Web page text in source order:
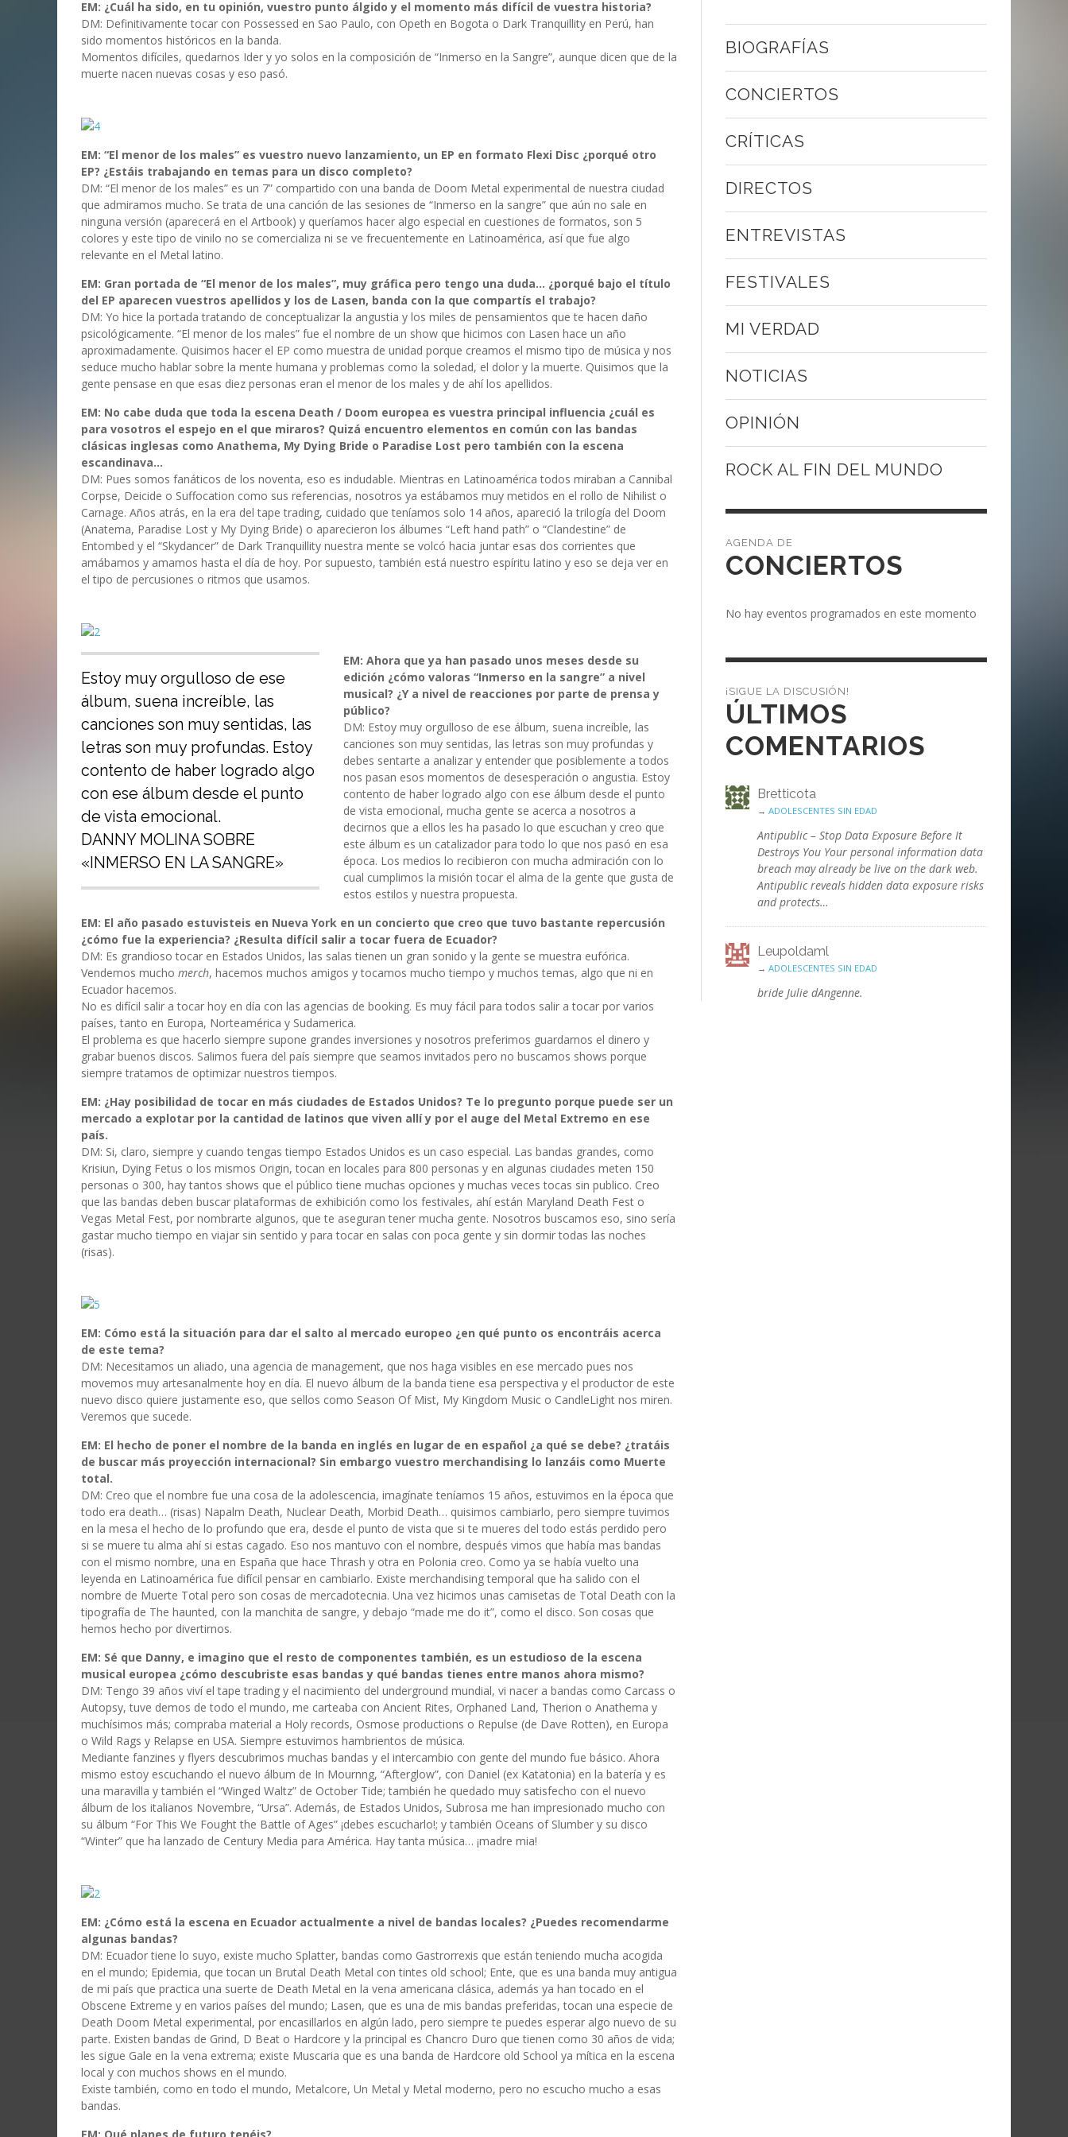
EM: ¿Cuál ha sido, en tu opinión, vuestro punto álgido y el momento más difícil de vuestra historia?
DM: Definitivamente tocar con Possessed en Sao Paulo, con Opeth en Bogota o Dark Tranquillity en Perú, han
sido momentos históricos en la banda.
Momentos difíciles, quedarnos Ider y yo solos en la composición de “Inmerso en la Sangre”, aunque dicen que de la
muerte nacen nuevas cosas y eso pasó.
EM: “El menor de los males” es vuestro nuevo lanzamiento, un EP en formato Flexi Disc ¿porqué otro
EP? ¿Estáis trabajando en temas para un disco completo?
DM: “El menor de los males” es un 7” compartido con una banda de Doom Metal experimental de nuestra ciudad
que admiramos mucho. Se trata de una canción de las sesiones de “Inmerso en la sangre” que aún no sale en
ninguna versión (aparecerá en el Artbook) y queríamos hacer algo especial en cuestiones de formatos, son 5
colores y este tipo de vinilo no se comercializa ni se ve frecuentemente en Latinoamérica, así que fue algo
relevante en el Metal latino.
EM: Gran portada de “El menor de los males”, muy gráfica pero tengo una duda… ¿porqué bajo el título
del EP aparecen vuestros apellidos y los de Lasen, banda con la que compartís el trabajo?
DM: Yo hice la portada tratando de conceptualizar la angustia y los miles de pensamientos que te hacen daño
psicológicamente. “El menor de los males” fue el nombre de un show que hicimos con Lasen hace un año
aproximadamente. Quisimos hacer el EP como muestra de unidad porque creamos el mismo tipo de música y nos
seduce mucho hablar sobre la mente humana y problemas como la soledad, el dolor y la muerte. Quisimos que la
gente pensase en que esas diez personas eran el menor de los males y de ahí los apellidos.
EM: No cabe duda que toda la escena Death / Doom europea es vuestra principal influencia ¿cuál es
para vosotros el espejo en el que miraros? Quizá encuentro elementos en común con las bandas
clásicas inglesas como Anathema, My Dying Bride o Paradise Lost pero también con la escena
escandinava…
DM: Pues somos fanáticos de los noventa, eso es indudable. Mientras en Latinoamérica todos miraban a Cannibal
Corpse, Deicide o Suffocation como sus referencias, nosotros ya estábamos muy metidos en el rollo de Nihilist o
Carnage. Años atrás, en la era del tape trading, cuidado que teníamos solo 14 años, apareció la trilogía del Doom
(Anatema, Paradise Lost y My Dying Bride) o aparecieron los álbumes “Left hand path” o “Clandestine” de
Entombed y el “Skydancer” de Dark Tranquillity nuestra mente se volcó hacia juntar esas dos corrientes que
amábamos y amamos hasta el día de hoy. Por supuesto, también está nuestro espíritu latino y eso se deja ver en
el tipo de percusiones o ritmos que usamos.
Estoy muy orgulloso de ese
álbum, suena increíble, las
canciones son muy sentidas, las
letras son muy profundas. Estoy
contento de haber logrado algo
con ese álbum desde el punto
de vista emocional.
DANNY MOLINA SOBRE
«INMERSO EN LA SANGRE»
EM: Ahora que ya han pasado unos meses desde su
edición ¿cómo valoras “Inmerso en la sangre” a nivel
musical? ¿Y a nivel de reacciones por parte de prensa y
público?
DM: Estoy muy orgulloso de ese álbum, suena increíble, las
canciones son muy sentidas, las letras son muy profundas y
debes sentarte a analizar y entender que posiblemente a todos
nos pasan esos momentos de desesperación o angustia. Estoy
contento de haber logrado algo con ese álbum desde el punto
de vista emocional, mucha gente se acerca a nosotros a
decirnos que a ellos les ha pasado lo que escuchan y creo que
este álbum es un catalizador para todo lo que nos pasó en esa
época. Los medios lo recibieron con mucha admiración con lo
cual cumplimos la misión tocar el alma de la gente que gusta de
estos estilos y nuestra propuesta.
EM: El año pasado estuvisteis en Nueva York en un concierto que creo que tuvo bastante repercusión
¿cómo fue la experiencia? ¿Resulta difícil salir a tocar fuera de Ecuador?
DM: Es grandioso tocar en Estados Unidos, las salas tienen un gran sonido y la gente se muestra eufórica.
Vendemos mucho merch, hacemos muchos amigos y tocamos mucho tiempo y muchos temas, algo que ni en
Ecuador hacemos.
No es difícil salir a tocar hoy en día con las agencias de booking. Es muy fácil para todos salir a tocar por varios
países, tanto en Europa, Norteamérica y Sudamerica.
El problema es que hacerlo siempre supone grandes inversiones y nosotros preferimos guardarnos el dinero y
grabar buenos discos. Salimos fuera del país siempre que seamos invitados pero no buscamos shows porque
siempre tratamos de optimizar nuestros tiempos.
EM: ¿Hay posibilidad de tocar en más ciudades de Estados Unidos? Te lo pregunto porque puede ser un
mercado a explotar por la cantidad de latinos que viven allí y por el auge del Metal Extremo en ese
país.
DM: Si, claro, siempre y cuando tengas tiempo Estados Unidos es un caso especial. Las bandas grandes, como
Krisiun, Dying Fetus o los mismos Origin, tocan en locales para 800 personas y en algunas ciudades meten 150
personas o 300, hay tantos shows que el público tiene muchas opciones y muchas veces tocas sin publico. Creo
que las bandas deben buscar plataformas de exhibición como los festivales, ahí están Maryland Death Fest o
Vegas Metal Fest, por nombrarte algunos, que te aseguran tener mucha gente. Nosotros buscamos eso, sino sería
gastar mucho tiempo en viajar sin sentido y para tocar en salas con poca gente y sin dormir todas las noches
(risas).
EM: Cómo está la situación para dar el salto al mercado europeo ¿en qué punto os encontráis acerca
de este tema?
DM: Necesitamos un aliado, una agencia de management, que nos haga visibles en ese mercado pues nos
movemos muy artesanalmente hoy en día. El nuevo álbum de la banda tiene esa perspectiva y el productor de este
nuevo disco quiere justamente eso, que sellos como Season Of Mist, My Kingdom Music o CandleLight nos miren.
Veremos que sucede.
EM: El hecho de poner el nombre de la banda en inglés en lugar de en español ¿a qué se debe? ¿tratáis
de buscar más proyección internacional? Sin embargo vuestro merchandising lo lanzáis como Muerte
total.
DM: Creo que el nombre fue una cosa de la adolescencia, imagínate teníamos 15 años, estuvimos en la época que
todo era death… (risas) Napalm Death, Nuclear Death, Morbid Death… quisimos cambiarlo, pero siempre tuvimos
en la mesa el hecho de lo profundo que era, desde el punto de vista que si te mueres del todo estás perdido pero
si se muere tu alma ahí si estas cagado. Eso nos mantuvo con el nombre, después vimos que había mas bandas
con el mismo nombre, una en España que hace Thrash y otra en Polonia creo. Como ya se había vuelto una
leyenda en Latinoamérica fue difícil pensar en cambiarlo. Existe merchandising temporal que ha salido con el
nombre de Muerte Total pero son cosas de mercadotecnia. Una vez hicimos unas camisetas de Total Death con la
tipografía de The haunted, con la manchita de sangre, y debajo “made me do it”, como el disco. Son cosas que
hemos hecho por divertirnos.
EM: Sé que Danny, e imagino que el resto de componentes también, es un estudioso de la escena
musical europea ¿cómo descubriste esas bandas y qué bandas tienes entre manos ahora mismo?
DM: Tengo 39 años viví el tape trading y el nacimiento del underground mundial, vi nacer a bandas como Carcass o
Autopsy, tuve demos de todo el mundo, me carteaba con Ancient Rites, Orphaned Land, Therion o Anathema y
muchísimos más; compraba material a Holy records, Osmose productions o Repulse (de Dave Rotten), en Europa
o Wild Rags y Relapse en USA. Siempre estuvimos hambrientos de música.
Mediante fanzines y flyers descubrimos muchas bandas y el intercambio con gente del mundo fue básico. Ahora
mismo estoy escuchando el nuevo álbum de In Mournng, “Afterglow”, con Daniel (ex Katatonia) en la batería y es
una maravilla y también el “Winged Waltz” de October Tide; también he quedado muy satisfecho con el nuevo
álbum de los italianos Novembre, “Ursa”. Además, de Estados Unidos, Subrosa me han impresionado mucho con
su álbum “For This We Fought the Battle of Ages” ¡debes escucharlo!; y también Oceans of Slumber y su disco
“Winter” que ha lanzado de Century Media para América. Hay tanta música… ¡madre mia!
EM: ¿Cómo está la escena en Ecuador actualmente a nivel de bandas locales? ¿Puedes recomendarme
algunas bandas?
DM: Ecuador tiene lo suyo, existe mucho Splatter, bandas como Gastrorrexis que están teniendo mucha acogida
en el mundo; Epidemia, que tocan un Brutal Death Metal con tintes old school; Ente, que es una banda muy antigua
de mi país que practica una suerte de Death Metal en la vena americana clásica, además ya han tocado en el
Obscene Extreme y en varios países del mundo; Lasen, que es una de mis bandas preferidas, tocan una especie de
Death Doom Metal experimental, por encasillarlos en algún lado, pero siempre te puedes esperar algo nuevo de su
parte. Existen bandas de Grind, D Beat o Hardcore y la principal es Chancro Duro que tienen como 30 años de vida;
les sigue Gale en la vena extrema; existe Muscaria que es una banda de Hardcore old School ya mítica en la escena
local y con muchos shows en el mundo.
Existe también, como en todo el mundo, Metalcore, Un Metal y Metal moderno, pero no escucho mucho a esas
bandas.
BIOGRAFÍAS
CONCIERTOS
CRÍTICAS
DIRECTOS
ENTREVISTAS
FESTIVALES
MI VERDAD
NOTICIAS
OPINIÓN
ROCK AL FIN DEL MUNDO
CONCIERTOS
No hay eventos programados en este momento
¡SIGUE LA DISCUSIÓN!
ÚLTIMOS
COMENTARIOS
Bretticota
→ ADOLESCENTES SIN EDAD
Antipublic – Stop Data Exposure Before It
Destroys You Your personal information data
breach may already be live on the dark web.
Antipublic reveals hidden data exposure risks
and protects…
Leupoldaml
→ ADOLESCENTES SIN EDAD
bride Julie dAngenne.